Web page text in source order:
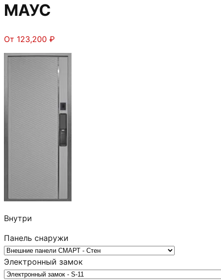
МАУС
От 123,200 ₽
Внутри
Панель снаружи
Электронный замок